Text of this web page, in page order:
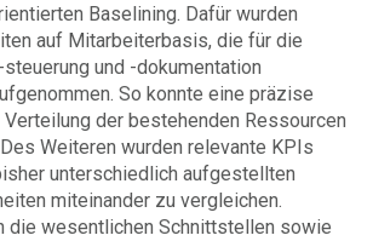
Baselining. Dafür wurden
auf Mitarbeiterbasis, die für die
und -dokumentation
So konnte eine präzise
der bestehenden Ressourcen
Weiteren wurden relevante KPIs
unterschiedlich aufgestellten
miteinander zu vergleichen.
die wesentlichen Schnittstellen sowie